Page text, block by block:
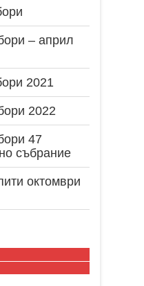
– април
2021
2022
47
събрание
октомври